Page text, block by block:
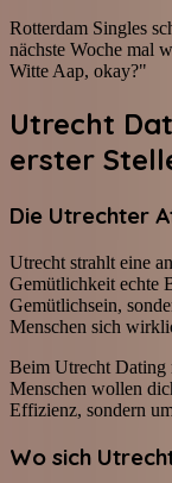
Rotterdam Singles
nächste Woche mal
Witte Aap, okay?"
Utrecht
erster
Die Utrechter
Utrecht strahlt eine
Gemütlichkeit echte
Gemütlichsein,
Menschen sich
Beim Utrecht Dating
Menschen wollen
Effizienz, sondern
Wo sich